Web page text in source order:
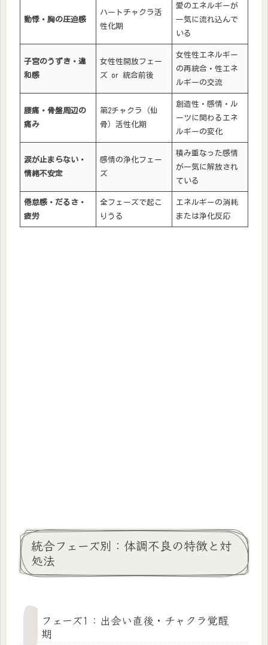
動悸・胸の圧迫感
ハートチャクラ活
性化期
愛のエネルギーが
一気に流れ込んで
いる
子宮のうずき・違
和感
女性性開放フェー
ズ or 統合前後
女性性エネルギー
の再統合・性エネ
ルギーの交流
腰痛・骨盤周辺の
痛み
第2チャクラ（仙
骨）活性化期
創造性・感情・ル
ーツに関わるエネ
ルギーの変化
涙が止まらない・
情緒不安定
感情の浄化フェー
ズ
積み重なった感情
が一気に解放され
ている
倦怠感・だるさ・
疲労
全フェーズで起こ
りうる
エネルギーの消耗
または浄化反応
統合フェーズ別：体調不良の特徴と対
処法
フェーズ1：出会い直後・チャクラ覚醒
期